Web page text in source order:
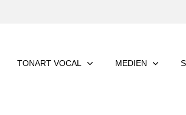
TONART VOCAL MEDIEN